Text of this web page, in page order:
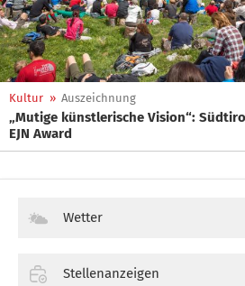
Kultur » Auszeichnung
„Mutige künstlerische Vision“:
EJN Award
Wetter
Stellenanzeigen